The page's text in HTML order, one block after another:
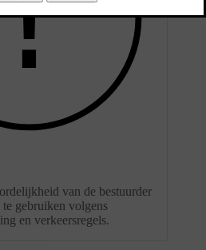
van de bestuurder
gebruiken volgens
en verkeersregels.